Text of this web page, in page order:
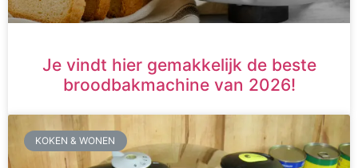
Je vindt hier gemakkelijk de beste
broodbakmachine van 2026!
KOKEN & WONEN